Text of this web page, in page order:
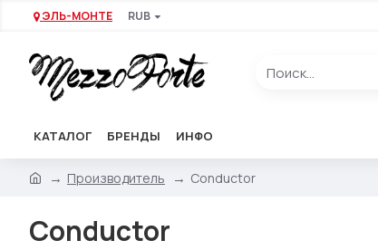
ЭЛЬ-МОНТЕ RUB
КАТАЛОГ БРЕНДЫ ИНФО
Производитель Conductor
Conductor